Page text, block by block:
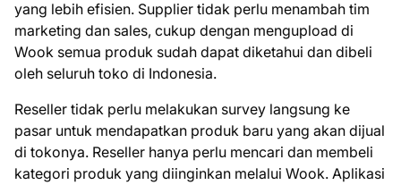
yang lebih efisien. Supplier tidak perlu menambah tim
marketing dan sales, cukup dengan mengupload di
Wook semua produk sudah dapat diketahui dan dibeli
oleh seluruh toko di Indonesia.
Reseller tidak perlu melakukan survey langsung ke
pasar untuk mendapatkan produk baru yang akan dijual
di tokonya. Reseller hanya perlu mencari dan membeli
kategori produk yang diinginkan melalui Wook. Aplikasi